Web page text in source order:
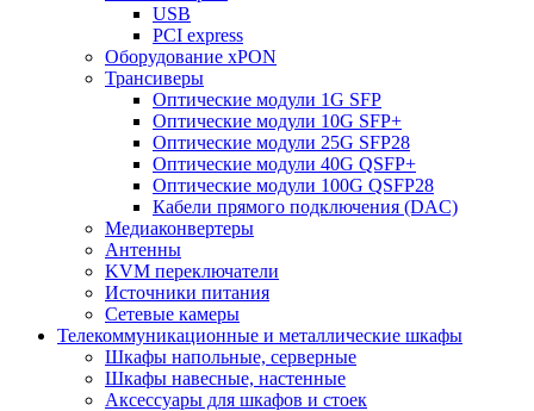
USB
PCI express
Оборудование xPON
Трансиверы
Оптические модули 1G SFP
Оптические модули 10G SFP+
Оптические модули 25G SFP28
Оптические модули 40G QSFP+
Оптические модули 100G QSFP28
Кабели прямого подключения (DAC)
Медиаконвертеры
Антенны
KVM переключатели
Источники питания
Сетевые камеры
Телекоммуникационные и металлические шкафы
Шкафы напольные, серверные
Шкафы навесные, настенные
Аксессуары для шкафов и стоек